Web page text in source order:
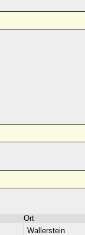
Ort
Wallerstein